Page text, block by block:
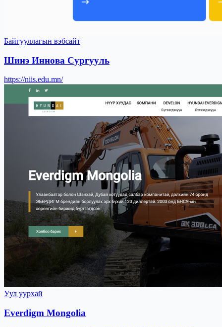
Байгууллагын вэбсайт
Шинэ Иннова Сургууль
https://niis.edu.mn/
Уул уурхай
Everdigm Mongolia